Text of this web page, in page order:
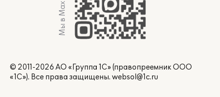
Мы в Max
© 2011-2026 АО «Группа 1С» (правопреемник ООО
«1С»). Все права защищены. websol@1c.ru